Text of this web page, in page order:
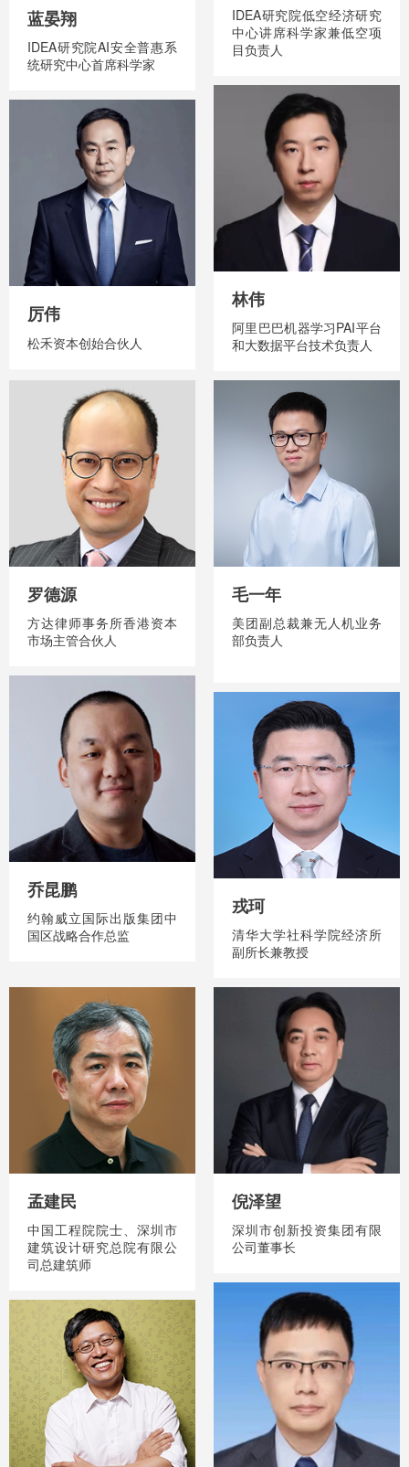
蓝晏翔
IDEA研究院AI安全普惠系
统研究中心首席科学家
厉伟
松禾资本创始合伙人
IDEA研究院低空经济研究
中心讲席科学家兼低空项
目负责人
林伟
阿里巴巴机器学习PAI平台
和大数据平台技术负责人
罗德源
方达律师事务所香港资本
市场主管合伙人
乔昆鹏
约翰威立国际出版集团中
国区战略合作总监
毛一年
美团副总裁兼无人机业务
部负责人
戎珂
清华大学社科学院经济所
副所长兼教授
孟建民
中国工程院院士、深圳市
建筑设计研究总院有限公
司总建筑师
倪泽望
深圳市创新投资集团有限
公司董事长